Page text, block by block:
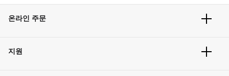
온라인 주문
주문 방법
지원